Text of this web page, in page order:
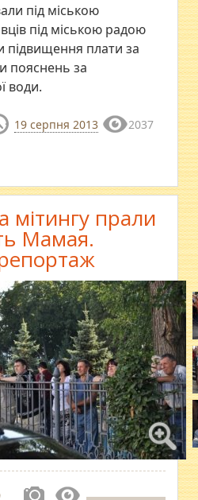
під міською
під міською радою
підвищення плати за
пояснень за
води.
19 серпня 2013 2037
мітингу прали
Мамая.